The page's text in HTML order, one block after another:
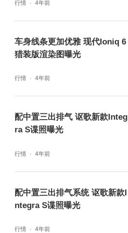
行情 4年前
车身线条更加优雅 现代Ioniq 6
猎装版渲染图曝光
行情 4年前
配中置三出排气 讴歌新款Integ
ra S谍照曝光
行情 4年前
配中置三出排气系统 讴歌新款I
ntegra S谍照曝光
行情 4年前